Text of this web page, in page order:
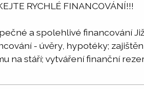
RYCHLÉ FINANCOVÁNÍ!!!
a spolehlivé financování
- úvěry, hypotéky;
na stáří; vytváření finanční